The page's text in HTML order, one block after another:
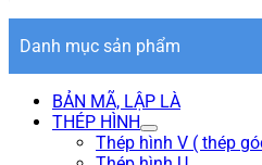
Danh mục sản phẩm
BẢN MÃ, LẬP LÀ
THÉP HÌNH
Thép hình V ( thép